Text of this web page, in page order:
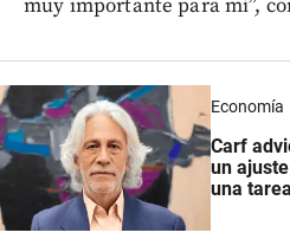
muy importante para mí”,
Economía
Carf
un
una